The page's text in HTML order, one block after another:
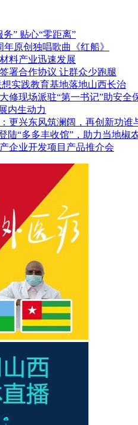
” 贴心“零距离”
原创独唱歌曲《红船》
料产业迅速发展
署合作协议 让群众少跑腿
实践教育基地落地山西长治
修现场派驻“第一书记”助安全
内生动力
更兴东风筑澜阔，再创新功谁
陆“多多丰收馆”，助力当地椒
企业开发项目产品推介会